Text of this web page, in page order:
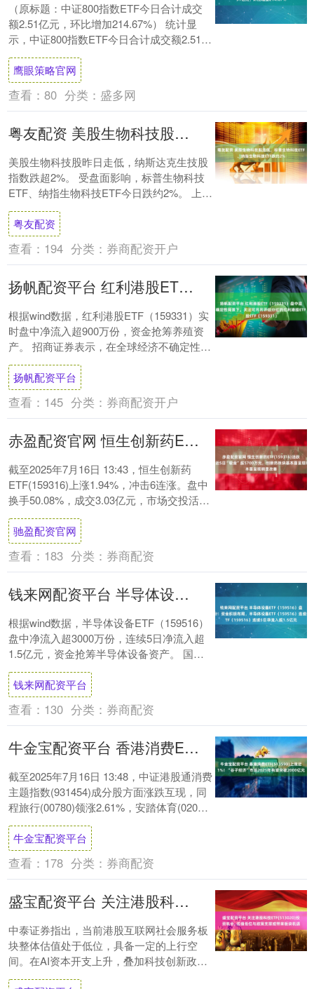
（原标题：中证800指数ETF今日合计成交
额2.51亿元，环比增加214.67%） 统计显
示，中证800指数ETF今日合计成交额2.51亿
元，环比上一交易日增加....
鹰眼策略官网
查看： 80 分类： 盛多网
粤友配资 美股生物科技股走低，标普生物科技ETF、纳指生物科技ETF跌约2%
美股生物科技股昨日走低，纳斯达克生技股
指数跌超2%。 受盘面影响，标普生物科技
ETF、纳指生物科技ETF今日跌约2%。 上半
年，在多重压力交织下，美国大型生物制....
粤友配资
查看： 194 分类： 券商配资开户
扬帆配资平台 红利港股ETF（159331）盘中迎净流入！不确定性背景下，关注可月月评估分红的红利港股ETF（159331）
根据wind数据，红利港股ETF（159331）实
时盘中净流入超900万份，资金抢筹养殖资
产。 招商证券表示，在全球经济不确定性加
剧，权益市场持续震荡的背景下，....
扬帆配资平台
查看： 145 分类： 券商配资开户
赤盈配资官网 恒生创新药ETF(159316)活跃6连涨，近5日“吸金”超5700万元，创新药板块基本面呈现明显改善
截至2025年7月16日 13:43，恒生创新药
ETF(159316)上涨1.94%，冲击6连涨。盘中
换手50.08%，成交3.03亿元，市场交投活
跃。截至7月....
驰盈配资官网
查看： 183 分类： 券商配资
钱来网配资平台 半导体设备ETF（159516）盘中净流入超3000万份！资金积极布局，半导体设备ETF（159516）连续5日净流入超1.5亿元
根据wind数据，半导体设备ETF（159516）
盘中净流入超3000万份，连续5日净流入超
1.5亿元，资金抢筹半导体设备资产。 国泰
海通证券表示，半导体设备板....
钱来网配资平台
查看： 130 分类： 券商配资
牛金宝配资平台 香港消费ETF(513590)上涨近1%！“谷子经济”市场2025年有望突破2000亿元
截至2025年7月16日 13:48，中证港股通消费
主题指数(931454)成分股方面涨跌互现，同
程旅行(00780)领涨2.61%，安踏体育(02020)
上涨....
牛金宝配资平台
查看： 178 分类： 券商配资
盛宝配资平台 关注港股科技ETF(513020)投资机会, 估值低位与政策支撑或带来板块机遇
中泰证券指出，当前港股互联网社会服务板
块整体估值处于低位，具备一定的上行空
间。在AI资本开支上升，叠加科技创新政策
支持加码的背景下，恒生科技板块龙头具备